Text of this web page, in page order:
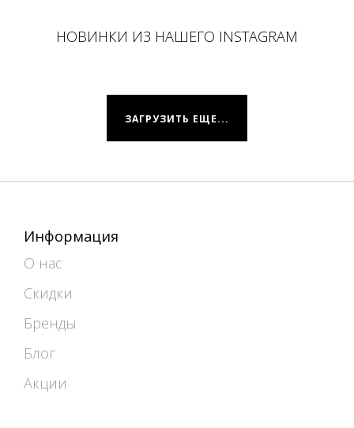
НОВИНКИ ИЗ НАШЕГО INSTAGRAM
ЗАГРУЗИТЬ ЕЩЕ...
Информация
О нас
Скидки
Бренды
Блог
Акции